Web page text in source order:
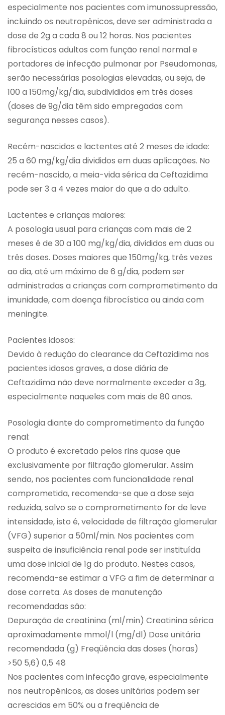
especialmente nos pacientes com imunossupressão,
incluindo os neutropênicos, deve ser administrada a
dose de 2g a cada 8 ou 12 horas. Nos pacientes
fibrocísticos adultos com função renal normal e
portadores de infecção pulmonar por Pseudomonas,
serão necessárias posologias elevadas, ou seja, de
100 a 150mg/kg/dia, subdivididos em três doses
(doses de 9g/dia têm sido empregadas com
segurança nesses casos).
Recém-nascidos e lactentes até 2 meses de idade:
25 a 60 mg/kg/dia divididos em duas aplicações. No
recém-nascido, a meia-vida sérica da Ceftazidima
pode ser 3 a 4 vezes maior do que a do adulto.
Lactentes e crianças maiores:
A posologia usual para crianças com mais de 2
meses é de 30 a 100 mg/kg/dia, divididos em duas ou
três doses. Doses maiores que 150mg/kg, três vezes
ao dia, até um máximo de 6 g/dia, podem ser
administradas a crianças com comprometimento da
imunidade, com doença fibrocística ou ainda com
meningite.
Pacientes idosos:
Devido à redução do clearance da Ceftazidima nos
pacientes idosos graves, a dose diária de
Ceftazidima não deve normalmente exceder a 3g,
especialmente naqueles com mais de 80 anos.
Posologia diante do comprometimento da função
renal:
O produto é excretado pelos rins quase que
exclusivamente por filtração glomerular. Assim
sendo, nos pacientes com funcionalidade renal
comprometida, recomenda-se que a dose seja
reduzida, salvo se o comprometimento for de leve
intensidade, isto é, velocidade de filtração glomerular
(VFG) superior a 50ml/min. Nos pacientes com
suspeita de insuficiência renal pode ser instituída
uma dose inicial de 1g do produto. Nestes casos,
recomenda-se estimar a VFG a fim de determinar a
dose correta. As doses de manutenção
recomendadas são:
Depuração de creatinina (ml/min) Creatinina sérica
aproximadamente mmol/l (mg/dl) Dose unitária
recomendada (g) Freqüência das doses (horas)
>50 5,6) 0,5 48
Nos pacientes com infecção grave, especialmente
nos neutropênicos, as doses unitárias podem ser
acrescidas em 50% ou a freqüência de